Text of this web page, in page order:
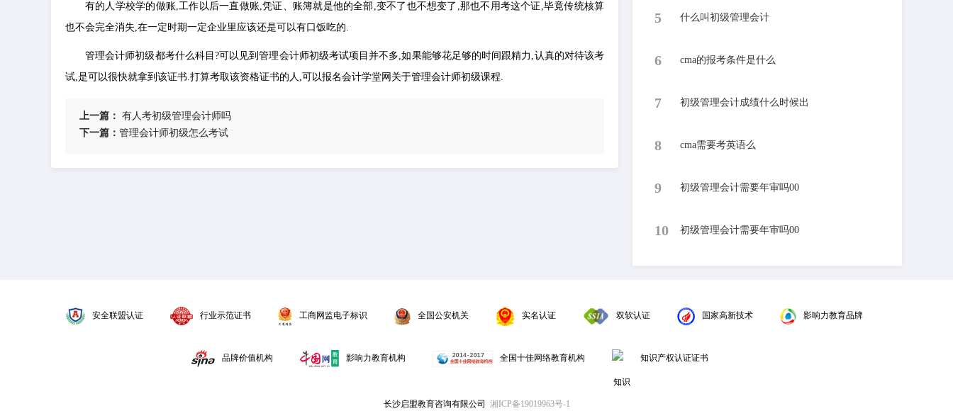
有的人学校学的做账,工作以后一直做账,凭证、账簿就是他的全部,变不了也不想变了,那也不用考这个证,毕竟传统核算
也不会完全消失,在一定时期一定企业里应该还是可以有口饭吃的.
管理会计师初级都考什么科目?可以见到管理会计师初级考试项目并不多,如果能够花足够的时间跟精力,认真的对待该考
试,是可以很快就拿到该证书.打算考取该资格证书的人,可以报名会计学堂网关于管理会计师初级课程.
上一篇： ​有人考初级管理会计师吗
下一篇： ​管理会计师初级怎么考试
5 什么叫初级管理会计
6 cma的报考条件是什么
7 初级管理会计成绩什么时候出
8 cma需要考英语么
9 初级管理会计需要年审吗00
10 初级管理会计需要年审吗00
安全联盟认证 行业示范证书 工商网监电子标识 全国公安机关 实名认证 双软认证 国家高新技术 影响力教育品牌
品牌价值机构 影响力教育机构 全国十佳网络教育机构 知识产权认证证书
长沙启盟教育咨询有限公司 湘ICP备19019963号-1